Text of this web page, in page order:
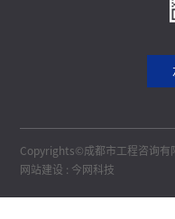
Copyrights©成都市工程咨询有
网站建设 : 今网科技